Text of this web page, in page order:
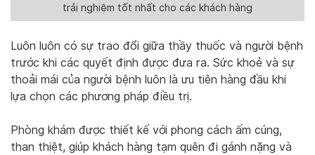
trải nghiệm tốt nhất cho các khách hàng
Luôn luôn có sự trao đổi giữa thầy thuốc và người bệnh
trước khi các quyết định được đưa ra. Sức khoẻ và sự
thoải mái của người bệnh luôn là ưu tiên hàng đầu khi
lựa chọn các phương pháp điều trị.
Phòng khám được thiết kế với phong cách ấm cúng,
than thiệt, giúp khách hàng tạm quên đi gánh nặng và